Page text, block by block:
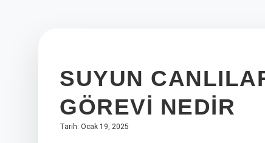
SUYUN
GÖREVI NEDIR
Tarih: Ocak 19, 2025